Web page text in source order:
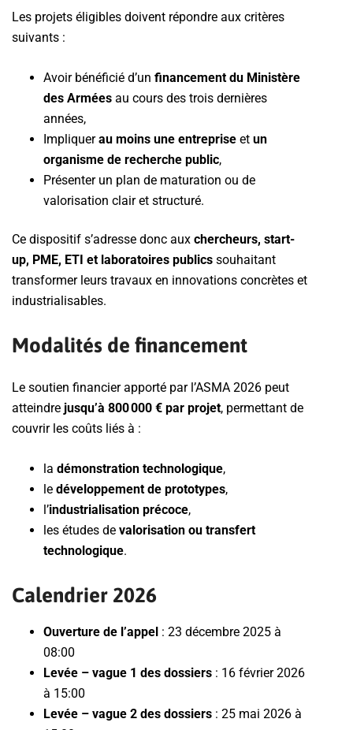
Les projets éligibles doivent répondre aux critères
suivants :
Avoir bénéficié d’un financement du Ministère
des Armées au cours des trois dernières
années,
Impliquerau moins une entreprise et un
organisme de recherche public,
Présenter un plan de maturation ou de
valorisation clair et structuré.
Ce dispositif s’adresse donc aux chercheurs, start-
up, PME, ETI et laboratoires publics souhaitant
transformer leurs travaux en innovations concrètes et
industrialisables.
Modalités de financement
Le soutien financier apporté par l’ASMA 2026 peut
atteindre jusqu’à 800 000 € par projet, permettant de
couvrir les coûts liés à :
la démonstration technologique,
le développement de prototypes,
l’industrialisation précoce,
les études de valorisation ou transfert
technologique.
Calendrier 2026
Ouverture de l’appel : 23 décembre 2025 à
08:00
Levée – vague 1 des dossiers : 16 février 2026
à 15:00
Levée – vague 2 des dossiers : 25 mai 2026 à